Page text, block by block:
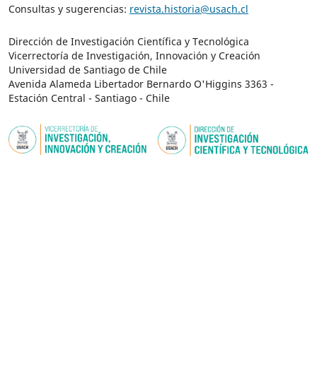
Consultas y sugerencias: revista.historia@usach.cl
Dirección de Investigación Científica y Tecnológica
Vicerrectoría de Investigación, Innovación y Creación
Universidad de Santiago de Chile
Avenida Alameda Libertador Bernardo O'Higgins 3363 -
Estación Central - Santiago - Chile